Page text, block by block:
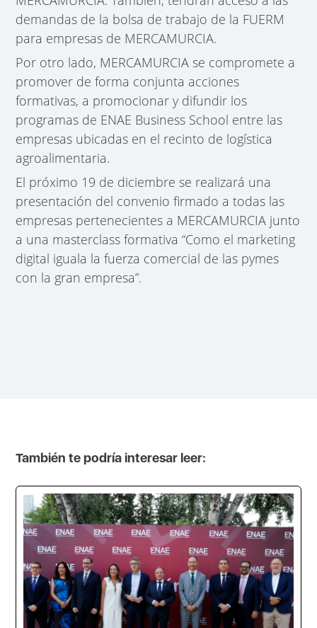
demandas de la bolsa de trabajo de la FUERM
para empresas de MERCAMURCIA.
Por otro lado, MERCAMURCIA se compromete a
promover de forma conjunta acciones
formativas, a promocionar y difundir los
programas de ENAE Business School entre las
empresas ubicadas en el recinto de logística
agroalimentaria.
El próximo 19 de diciembre se realizará una
presentación del convenio firmado a todas las
empresas pertenecientes a MERCAMURCIA junto
a una masterclass formativa “Como el marketing
digital iguala la fuerza comercial de las pymes
con la gran empresa”.
También te podría interesar leer: